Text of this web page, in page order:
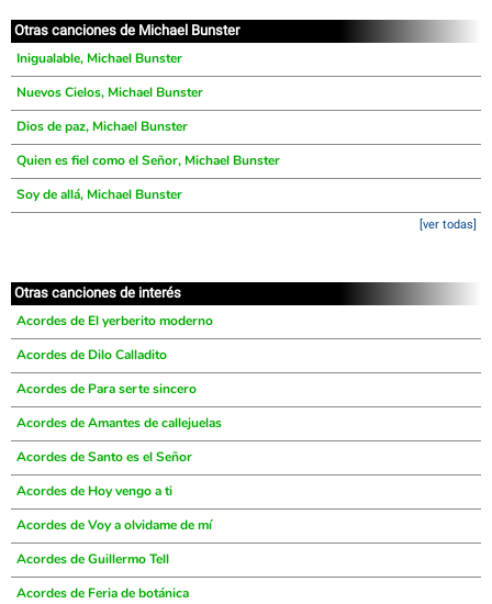
Otras canciones de Michael Bunster
Inigualable, Michael Bunster
Nuevos Cielos, Michael Bunster
Dios de paz, Michael Bunster
Quien es fiel como el Señor, Michael Bunster
Soy de allá, Michael Bunster
[ver todas]
Otras canciones de interés
Acordes de El yerberito moderno
Acordes de Dilo Calladito
Acordes de Para serte sincero
Acordes de Amantes de callejuelas
Acordes de Santo es el Señor
Acordes de Hoy vengo a ti
Acordes de Voy a olvidame de mí
Acordes de Guillermo Tell
Acordes de Feria de botánica